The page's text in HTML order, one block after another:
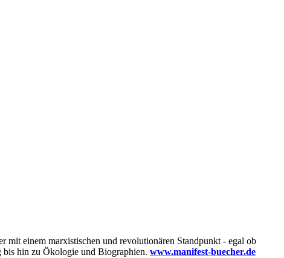
einem marxistischen und revolutionären Standpunkt - egal ob
bis hin zu Ökologie und Biographien. www.manifest-buecher.de